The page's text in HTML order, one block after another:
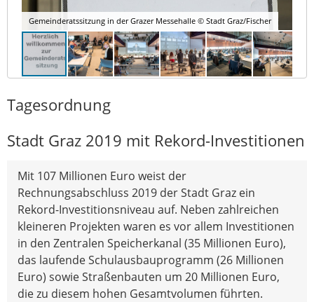
Gemeinderatssitzung in der Grazer Messehalle © Stadt Graz/Fischer
Tagesordnung
Stadt Graz 2019 mit Rekord-Investitionen
Mit 107 Millionen Euro weist der
Rechnungsabschluss 2019 der Stadt Graz ein
Rekord-Investitionsniveau auf. Neben zahlreichen
kleineren Projekten waren es vor allem Investitionen
in den Zentralen Speicherkanal (35 Millionen Euro),
das laufende Schulausbauprogramm (26 Millionen
Euro) sowie Straßenbauten um 20 Millionen Euro,
die zu diesem hohen Gesamtvolumen führten.